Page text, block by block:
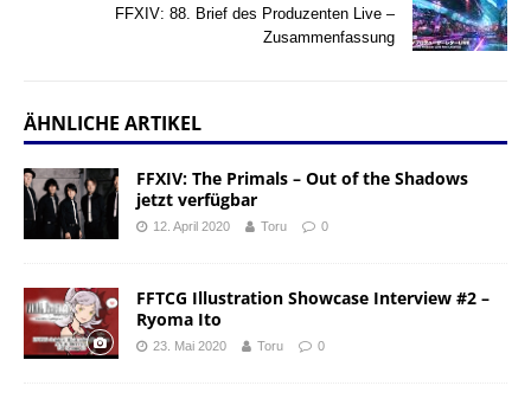
FFXIV: 88. Brief des Produzenten Live –
Zusammenfassung
ÄHNLICHE ARTIKEL
FFXIV: The Primals – Out of the Shadows
jetzt verfügbar
12. April 2020 Toru 0
FFTCG Illustration Showcase Interview #2 –
Ryoma Ito
23. Mai 2020 Toru 0